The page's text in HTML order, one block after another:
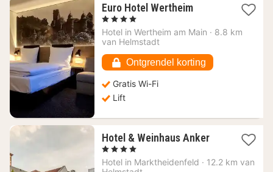
Euro Hotel Wertheim1
vanaf
, 4 Sterren
Hotel in Wertheim am Main · 8.8 km
van Helmstadt
Ontgrendel korting
Gratis Wi-Fi
Lift
Hotel & Weinhaus Anker1
vanaf
, 4 Sterren
Hotel in Marktheidenfeld · 12.2 km van